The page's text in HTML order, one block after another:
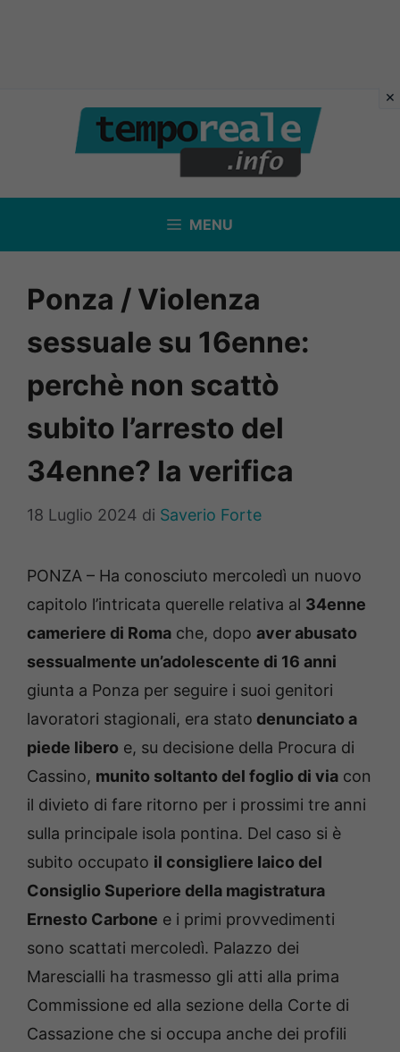
contenuto
MENU
Ponza / Violenza
sessuale su 16enne:
perchè non scattò
subito l’arresto del
34enne? la verifica
18 Luglio 2024 di Saverio Forte
PONZA – Ha conosciuto mercoledì un nuovo
capitolo l’intricata querelle relativa al 34enne
cameriere di Roma che, dopo aver abusato
sessualmente un’adolescente di 16 anni
giunta a Ponza per seguire i suoi genitori
lavoratori stagionali, era stato denunciato a
piede libero e, su decisione della Procura di
Cassino, munito soltanto del foglio di via con
il divieto di fare ritorno per i prossimi tre anni
sulla principale isola pontina. Del caso si è
subito occupato il consigliere laico del
Consiglio Superiore della magistratura
Ernesto Carbone e i primi provvedimenti
sono scattati mercoledì. Palazzo dei
Marescialli ha trasmesso gli atti alla prima
Commissione ed alla sezione della Corte di
Cassazione che si occupa anche dei profili